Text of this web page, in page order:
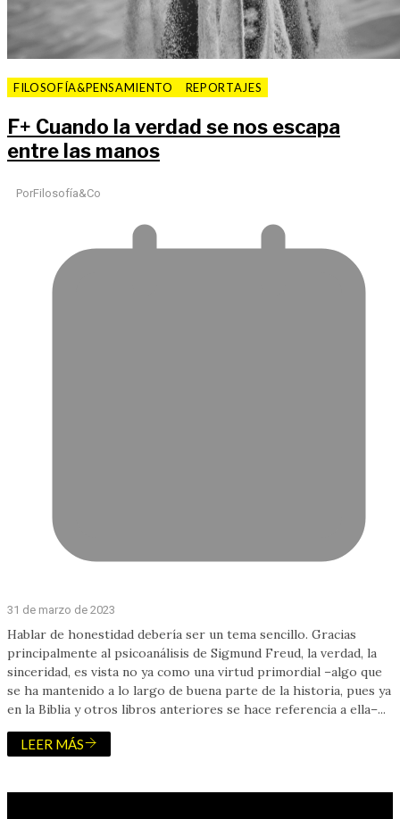
FILOSOFÍA&PENSAMIENTO REPORTAJES
F+ Cuando la verdad se nos escapa
entre las manos
PorFilosofía&Co
31 de marzo de 2023
Hablar de honestidad debería ser un tema sencillo. Gracias
principalmente al psicoanálisis de Sigmund Freud, la verdad, la
sinceridad, es vista no ya como una virtud primordial –algo que
se ha mantenido a lo largo de buena parte de la historia, pues ya
en la Biblia y otros libros anteriores se hace referencia a ella–...
LEER MÁS